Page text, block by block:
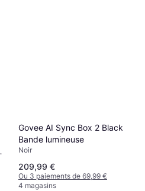
Govee AI Sync Box 2 Black
Bande lumineuse
Noir
209,99 €
Ou 3 paiements de 69,99 €
4 magasins